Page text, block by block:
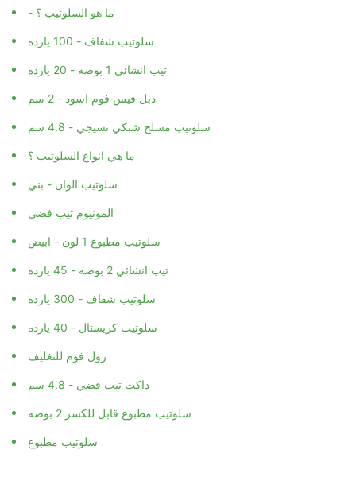
- ما هو السلوتيب ؟
سلوتيب شفاف - 100 يارده
تيب انشائي 1 بوصه - 20 يارده
دبل فيس فوم اسود - 2 سم
سلوتيب مسلح شبكي نسيجي - 4.8 سم
ما هي انواع السلوتيب ؟
سلوتيب الوان - بني
المونيوم تيب فضي
سلوتيب مطبوع 1 لون - ابيض
تيب انشائي 2 بوصه - 45 يارده
سلوتيب شفاف - 300 يارده
سلوتيب كريستال - 40 يارده
رول فوم للتغليف
داكت تيب فضي - 4.8 سم
سلوتيب مطبوع قابل للكسر 2 بوصه
سلوتيب مطبوع